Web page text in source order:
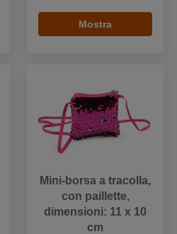
Mostra
Mini-borsa a tracolla,
con paillette,
dimensioni: 11 x 10
cm